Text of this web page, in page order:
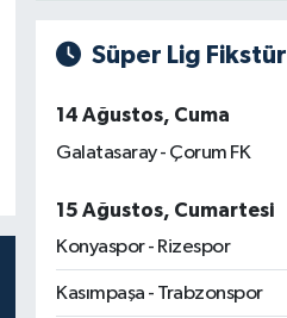
Süper Lig Fikstür
14 Ağustos, Cuma
Galatasaray - Çorum FK
15 Ağustos, Cumartesi
Konyaspor - Rizespor
Kasımpaşa - Trabzonspor